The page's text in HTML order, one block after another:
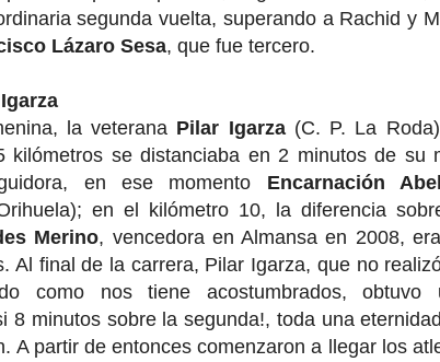
segunda vuelta, superando a Rachid y
Lázaro Sesa, que fue tercero.
la veterana Pilar Igarza (C. P. La
kilómetros se distanciaba en 2 minutos de su
en ese momento Encarnación
en el kilómetro 10, la diferencia
Merino, vencedora en Almansa en 2008,
Al final de la carrera, Pilar Igarza, que no
como nos tiene acostumbrados, obtuvo
8 minutos sobre la segunda!, toda una
A partir de entonces comenzaron a llegar los